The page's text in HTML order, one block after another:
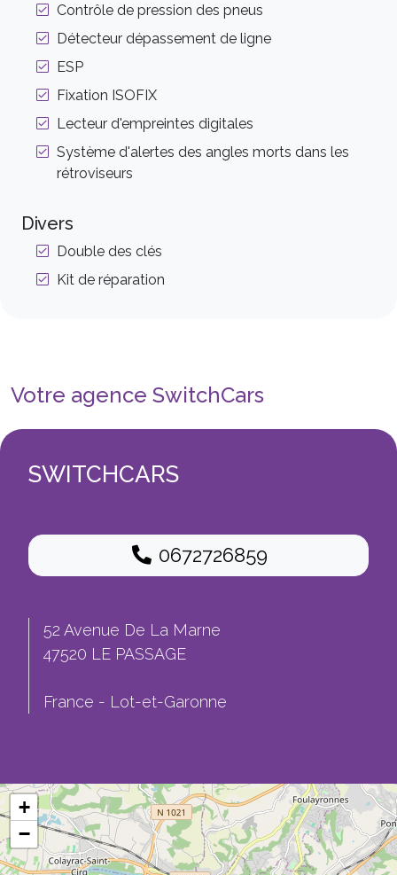
Contrôle de pression des pneus
Détecteur dépassement de ligne
ESP
Fixation ISOFIX
Lecteur d'empreintes digitales
Système d'alertes des angles morts dans les
rétroviseurs
Divers
Double des clés
Kit de réparation
Votre agence SwitchCars
SWITCHCARS
0672726859
52 Avenue De La Marne
47520 LE PASSAGE
France - Lot-et-Garonne
+
−